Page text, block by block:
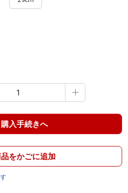

購入手続きへ
をかごに追加